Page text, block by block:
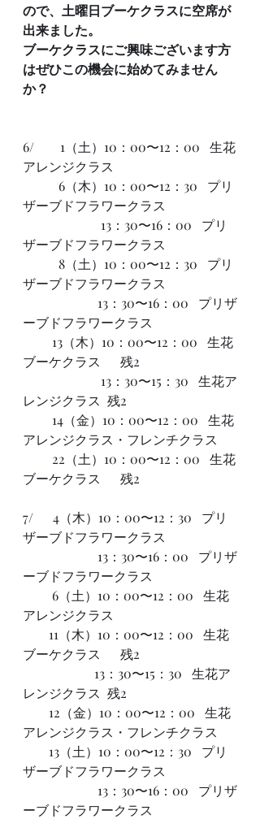
ので、土曜日ブーケクラスに空席が
出来ました。
ブーケクラスにご興味ございます方
はぜひこの機会に始めてみません
か？
6/  　  1（土）10：00〜12：00   生花
アレンジクラス
6（木）10：00〜12：30   プリ
ザーブドフラワークラス
13：30〜16：00   プリ
ザーブドフラワークラス
8（土）10：00〜12：30   プリ
ザーブドフラワークラス
13：30〜16：00   プリザ
ーブドフラワークラス
13（木）10：00〜12：00   生花
ブーケクラス      残2
13：30〜15：30   生花ア
レンジクラス  残2
14（金）10：00〜12：00   生花
アレンジクラス・フレンチクラス
22（土）10：00〜12：00   生花
ブーケクラス      残2
7/      4（木）10：00〜12：30   プリ
ザーブドフラワークラス
13：30〜16：00   プリザ
ーブドフラワークラス
6（土）10：00〜12：00   生花
アレンジクラス
11（木）10：00〜12：00   生花
ブーケクラス      残2
13：30〜15：30   生花ア
レンジクラス  残2
12（金）10：00〜12：00   生花
アレンジクラス・フレンチクラス
13（土）10：00〜12：30   プリ
ザーブドフラワークラス
13：30〜16：00   プリザ
ーブドフラワークラス